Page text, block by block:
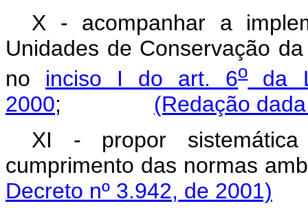
X - acompanhar a
Unidades de Conservação
no inciso I do art. 6oda
2000; (Redação
XI - propor
cumprimento das
Decreto nº 3.942, de 2001)